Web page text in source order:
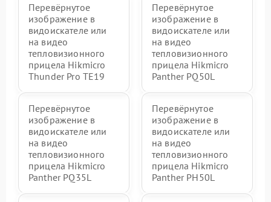
Перевёрнутое
изображение в
видоискателе или
на видео
тепловизионного
прицела Hikmicro
Thunder Pro TE19
Перевёрнутое
изображение в
видоискателе или
на видео
тепловизионного
прицела Hikmicro
Panther PQ50L
Перевёрнутое
изображение в
видоискателе или
на видео
тепловизионного
прицела Hikmicro
Panther PQ35L
Перевёрнутое
изображение в
видоискателе или
на видео
тепловизионного
прицела Hikmicro
Panther PH50L